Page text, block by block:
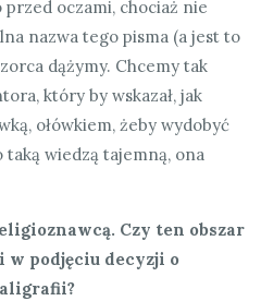
oczami, chociaż nie
nazwa tego pisma (a jest to
dążymy. Chcemy tak
który by wskazał, jak
ołówkiem, żeby wydobyć
wiedzą tajemną, ona
Czy ten obszar
w podjęciu decyzji o